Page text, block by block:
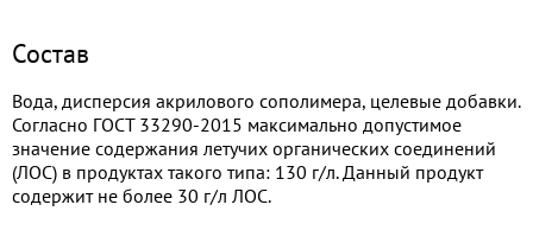
Состав
Вода, дисперсия акрилового сополимера, целевые добавки.
Согласно ГОСТ 33290-2015 максимально допустимое
значение содержания летучих органических соединений
(ЛОС) в продуктах такого типа: 130 г/л. Данный продукт
содержит не более 30 г/л ЛОС.